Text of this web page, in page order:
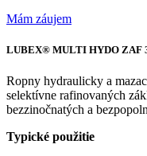
Mám záujem
LUBEX® MULTI HYDO ZAF
Ropny hydraulicky a
selektívne rafinovaných
bezzinočnatých a
Typické použitie